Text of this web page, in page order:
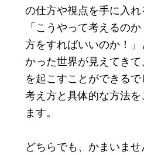
の仕方や視点を手に入れ
「こうやって考えるの
方をすればいいのか！
かった世界が見えてき
を起こすことができる
考え方と具体的な方法
ます。
どちらでも、かまいま